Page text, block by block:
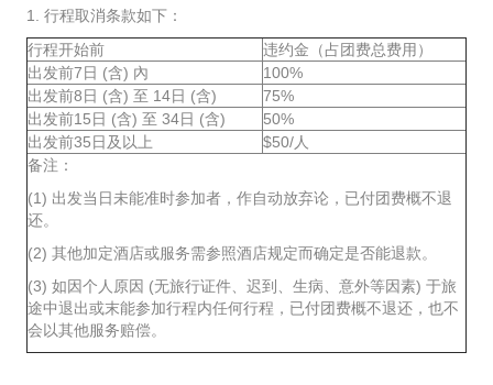
1. 行程取消条款如下：
行程开始前
违约金（占团费总费用）
出发前7日 (含) 內
100%
出发前8日 (含) 至 14日 (含)
75%
出发前15日 (含) 至 34日 (含)
50%
出发前35日及以上
$50/人
备注：
(1) 出发当日未能准时参加者，作自动放弃论，已付团费概不退
还。
(2) 其他加定酒店或服务需参照酒店规定而确定是否能退款。
(3) 如因个人原因 (无旅行证件、迟到、生病、意外等因素) 于旅
途中退出或末能参加行程内任何行程，已付团费概不退还，也不
会以其他服务赔偿。